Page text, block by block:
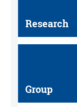
Research
Group